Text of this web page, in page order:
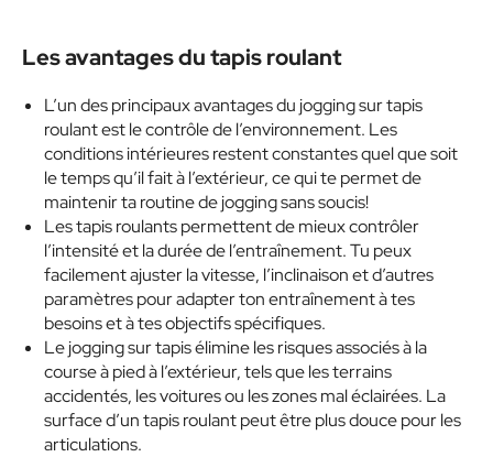
Les avantages du tapis roulant
L’un des principaux avantages du jogging sur tapis
roulant est le contrôle de l’environnement. Les
conditions intérieures restent constantes quel que soit
le temps qu’il fait à l’extérieur, ce qui te permet de
maintenir ta routine de jogging sans soucis!
Les tapis roulants permettent de mieux contrôler
l’intensité et la durée de l’entraînement. Tu peux
facilement ajuster la vitesse, l’inclinaison et d’autres
paramètres pour adapter ton entraînement à tes
besoins et à tes objectifs spécifiques.
Le jogging sur tapis élimine les risques associés à la
course à pied à l’extérieur, tels que les terrains
accidentés, les voitures ou les zones mal éclairées. La
surface d’un tapis roulant peut être plus douce pour les
articulations.